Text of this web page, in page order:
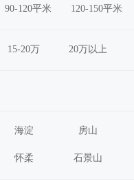
90-120平米 120-150平米
15-20万 20万以上
海淀 房山
怀柔 石景山